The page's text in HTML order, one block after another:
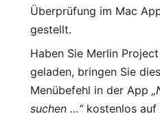
Überprüfung im Mac
gestellt.
Haben Sie Merlin Project
geladen, bringen Sie
Menübefehl in der App
suchen …“kostenlos auf